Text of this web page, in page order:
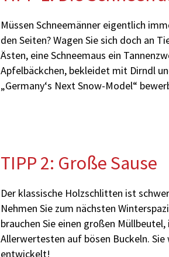
Müssen Schneemänner eigentlich
den Seiten? Wagen Sie sich doch an
Ästen, eine Schneemaus ein
Apfelbäckchen, bekleidet mit Dirndl
„Germany‘s Next Snow-Model“
TIPP 2: Große Sause
Der klassische Holzschlitten ist
Nehmen Sie zum nächsten
brauchen Sie einen großen
Allerwertesten auf bösen Buckeln.
entwickelt!